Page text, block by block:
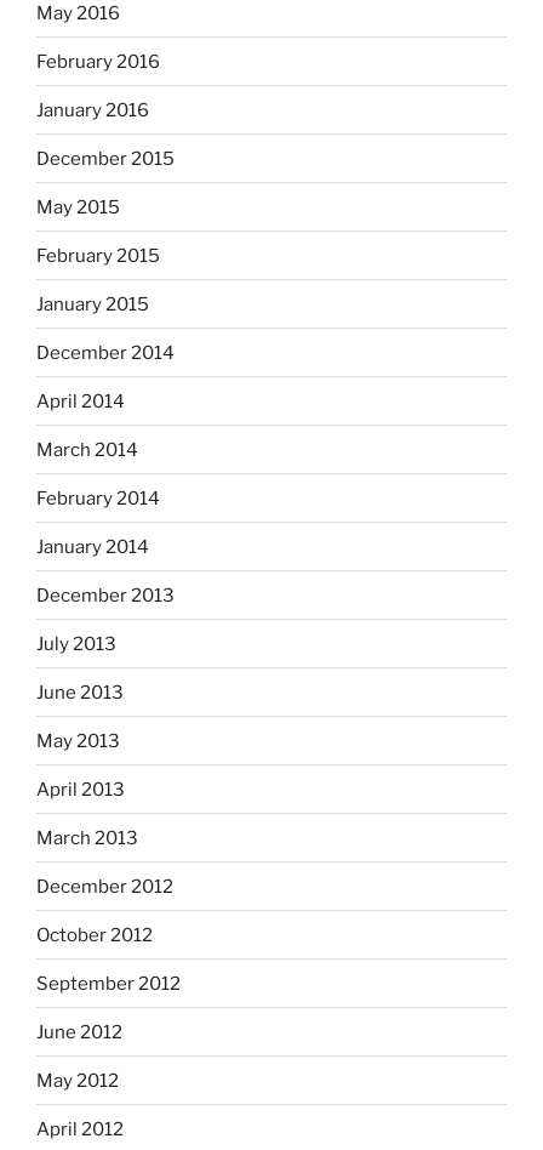
May 2016
February 2016
January 2016
December 2015
May 2015
February 2015
January 2015
December 2014
April 2014
March 2014
February 2014
January 2014
December 2013
July 2013
June 2013
May 2013
April 2013
March 2013
December 2012
October 2012
September 2012
June 2012
May 2012
April 2012